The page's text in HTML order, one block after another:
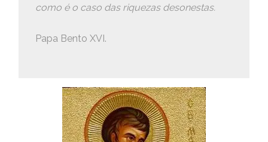
como é o caso das riquezas desonestas.
Papa Bento XVI.